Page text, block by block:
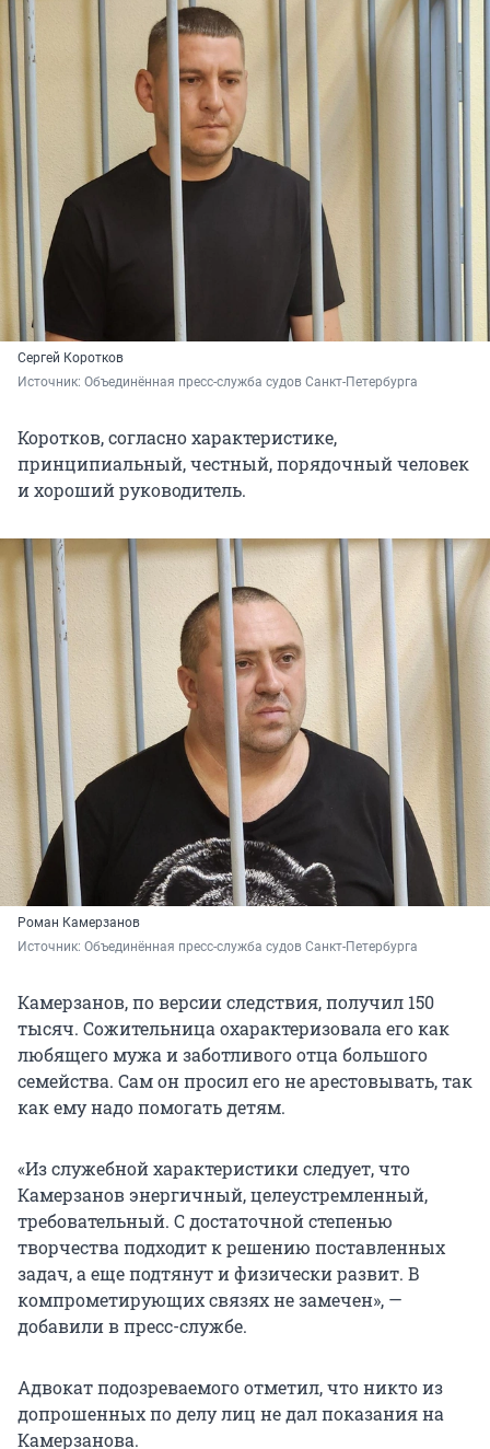
Сергей Коротков
Источник: Объединённая пресс-служба судов Санкт-Петербурга
Коротков, согласно характеристике,
принципиальный, честный, порядочный человек
и хороший руководитель.
Роман Камерзанов
Источник: Объединённая пресс-служба судов Санкт-Петербурга
Камерзанов, по версии следствия, получил 150
тысяч. Сожительница охарактеризовала его как
любящего мужа и заботливого отца большого
семейства. Сам он просил его не арестовывать, так
как ему надо помогать детям.
«Из служебной характеристики следует, что
Камерзанов энергичный, целеустремленный,
требовательный. С достаточной степенью
творчества подходит к решению поставленных
задач, а еще подтянут и физически развит. В
компрометирующих связях не замечен», —
добавили в пресс-службе.
Адвокат подозреваемого отметил, что никто из
допрошенных по делу лиц не дал показания на
Камерзанова.